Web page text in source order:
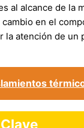
al alcance de la
en el
la atención de un